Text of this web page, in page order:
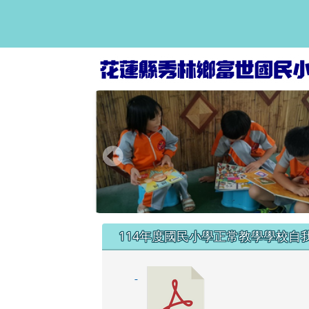
左邊區域內容
114年度國民小學正常教學學校自